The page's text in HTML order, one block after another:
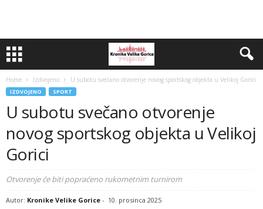
Home Izdvojeno U subotu svečano otvorenje novog sportskog objekta u Velikoj Gorici
IZDVOJENO SPORT
U subotu svečano otvorenje
novog sportskog objekta u Velikoj
Gorici
Otvorenje će biti popraćeno rukometnim turnirom
Autor: Kronike Velike Gorice - 10. prosinca 2025